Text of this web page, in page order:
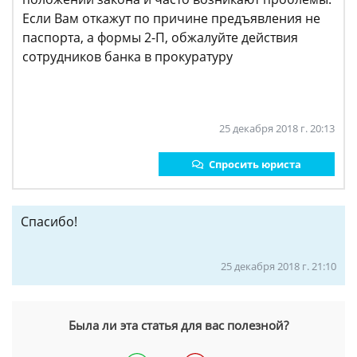
Если Вам откажут по причине предъявления не
паспорта, а формы 2-П, обжалуйте действия
сотрудников банка в прокуратуру
25 декабря 2018 г. 20:13
Спросить юриста
Спасибо!
25 декабря 2018 г. 21:10
Была ли эта статья для вас полезной?